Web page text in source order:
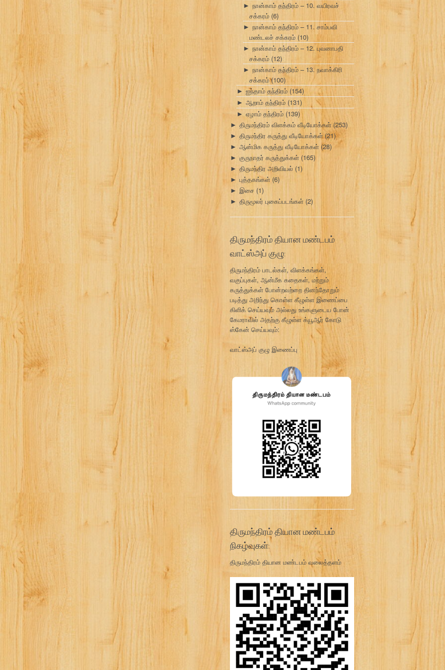
► நான்காம் தந்திரம் – 10. வயிரவச்
சக்கரம் (6)
► நான்காம் தந்திரம் – 11. சாம்பவி
மண்டலச் சக்கரம் (10)
► நான்காம் தந்திரம் – 12. புவனாபதி
சக்கரம் (12)
► நான்காம் தந்திரம் – 13. நவாக்கிரி
சக்கரம்(100)
► ஐந்தாம் தந்திரம் (154)
► ஆறாம் தந்திரம் (131)
► ஏழாம் தந்திரம் (139)
► திருமந்திரம் விளக்கம் வீடியோக்கள் (253)
► திருமந்திர கருத்து வீடியோக்கள்(21)
► ஆன்மிக கருத்து வீடியோக்கள் (28)
► குருநாதர் கருத்துக்கள் (165)
► திருமந்திர அறிவியல் (1)
► புத்தகங்கள் (6)
► இசை (1)
► திருமூலர் புகைப்படங்கள் (2)
திருமந்திரம் தியான மண்டபம்
வாட்ஸ்அப் குழு:
திருமந்திரம் பாடல்கள், விளக்கங்கள்,
வகுப்புகள், ஆன்மீக கதைகள், மற்றும்
கருத்துக்கள் போன்றவற்றை தினந்தோறும்
படித்து அறிந்து கொள்ள கீழுள்ள இணைப்பை
கிளிக் செய்யவும் அல்லது உங்களுடைய போன்
கேமராவில் அதற்கு கீழுள்ள க்யூஆர் கோடு
ஸ்கேன் செய்யவும்:
வாட்ஸ்அப் குழு இணைப்பு
திருமந்திரம் தியான மண்டபம்
நிகழ்வுகள்:
திருமந்திரம் தியான மண்டபம் வலைத்தளம்